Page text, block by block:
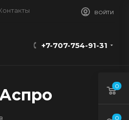
ВОЙТИ
+7-707-754-91-31
0
0